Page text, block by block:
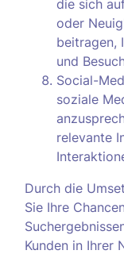
die sich
oder
beitragen,
und
Social-
soziale
relevante
Durch die
Sie Ihre
Kunden in Ihrer